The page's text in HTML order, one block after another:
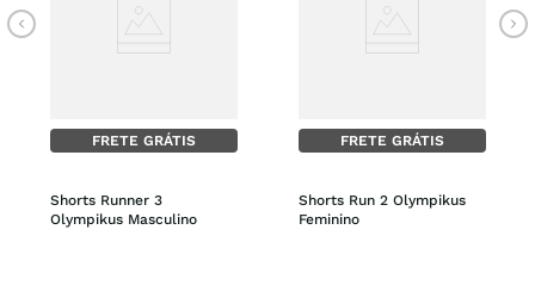
FRETE GRÁTIS
Shorts Runner 3
Olympikus Masculino
FRETE GRÁTIS
Shorts Run 2 Olympikus
Feminino